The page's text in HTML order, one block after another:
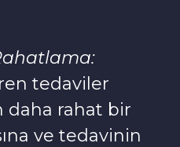
tedaviler
daha rahat bir
ve tedavinin